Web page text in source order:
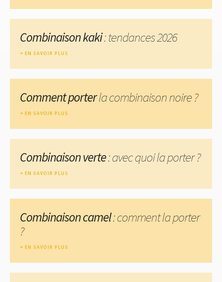
Combinaison kaki: tendances 2026
EN SAVOIR PLUS
Comment porterla combinaison noire ?
EN SAVOIR PLUS
Combinaison verte: avec quoi la porter ?
EN SAVOIR PLUS
Combinaison camel: comment la porter
?
EN SAVOIR PLUS